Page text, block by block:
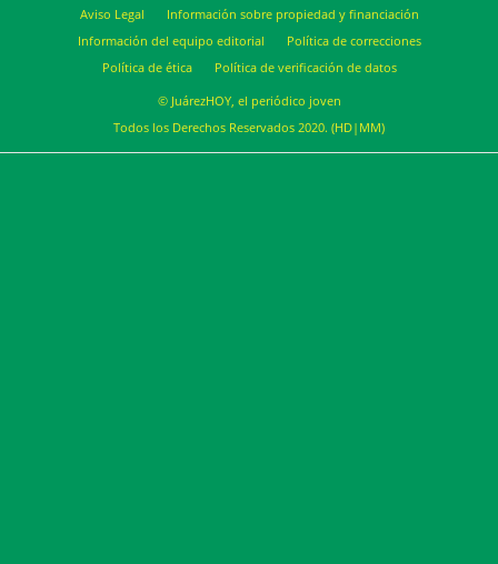
Aviso Legal
Información sobre propiedad y financiación
Información del equipo editorial
Política de correcciones
Política de ética
Política de verificación de datos
© JuárezHOY, el periódico joven
Todos los Derechos Reservados 2020. (HD|MM)